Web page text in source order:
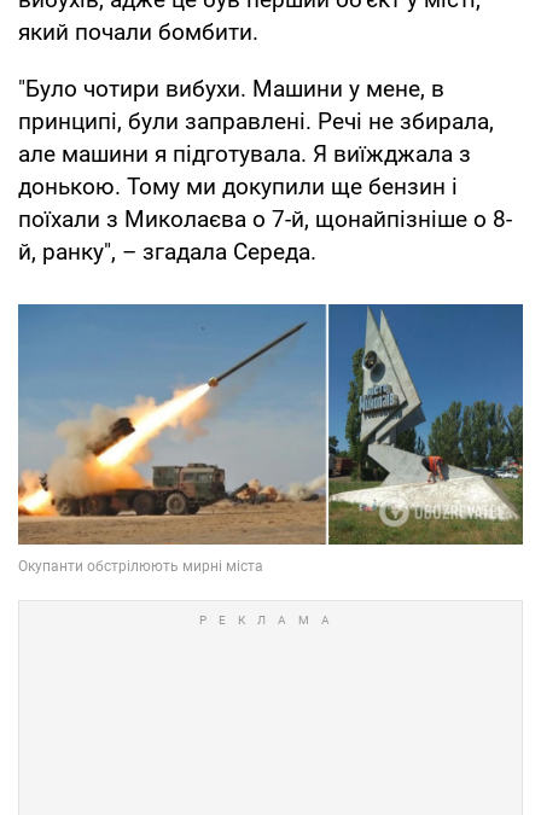
який почали бомбити.
"Було чотири вибухи. Машини у мене, в
принципі, були заправлені. Речі не збирала,
але машини я підготувала. Я виїжджала з
донькою. Тому ми докупили ще бензин і
поїхали з Миколаєва о 7-й, щонайпізніше о 8-
й, ранку", – згадала Середа.